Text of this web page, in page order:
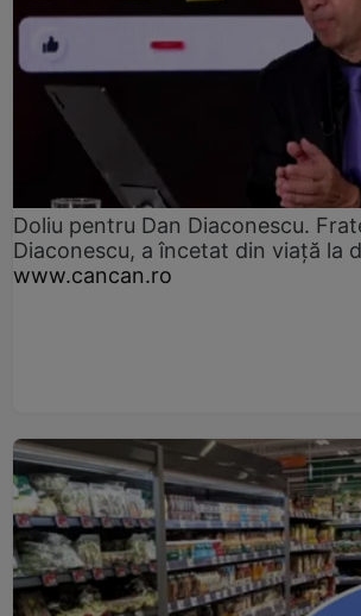
Doliu pentru Dan Diaconescu.
Diaconescu, a încetat din viață la
www.cancan.ro